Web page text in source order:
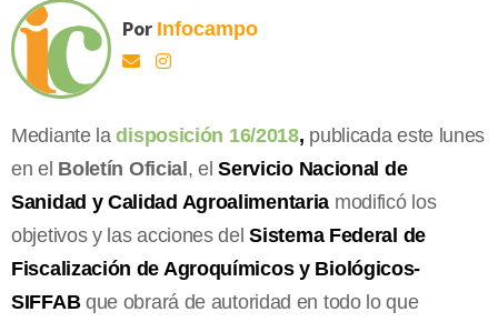
Por Infocampo
Mediante ladisposición 16/2018, publicada este lunes
en el Boletín Oficial, elServicio Nacional de
Sanidad y Calidad Agroalimentaria modificó los
objetivos y las acciones delSistema Federal de
Fiscalización de Agroquímicos y Biológicos-
SIFFABque obrará de autoridad en todo lo que